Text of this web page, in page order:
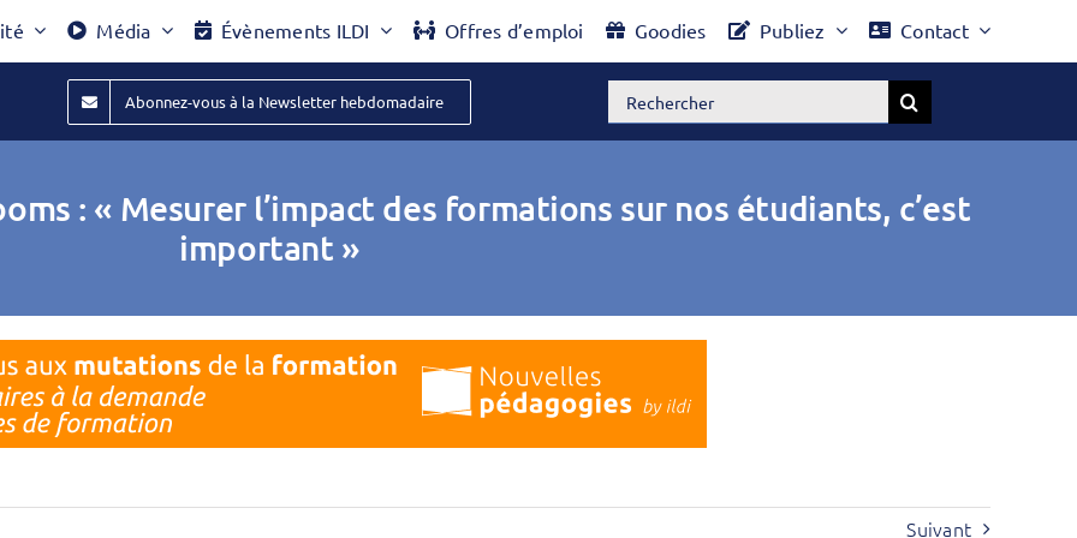
Média Évènements ILDI Offres d’emploi Goodies Publiez Contact
Abonnez-vous à la Newsletter hebdomadaire Rechercher:
: « Mesurer l’impact des formations sur nos étudiants, c’est
important »
Suivant